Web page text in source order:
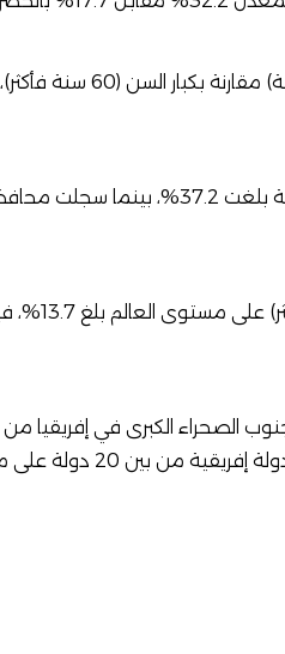
وسجلت محافظة المنيا أعلى معدل للأمية
جدير بالذكر
الكبرى في إفريقيا من